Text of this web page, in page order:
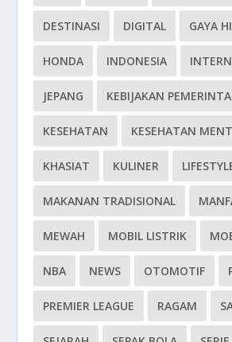
DESTINASI DIGITAL GAYA
HONDA INDONESIA
JEPANG KEBIJAKAN
KESEHATAN KESEHATAN
KHASIAT KULINER
MAKANAN TRADISIONAL
MEWAH MOBIL LISTRIK
NBA NEWS OTOMOTIF
PREMIER LEAGUE RAGAM